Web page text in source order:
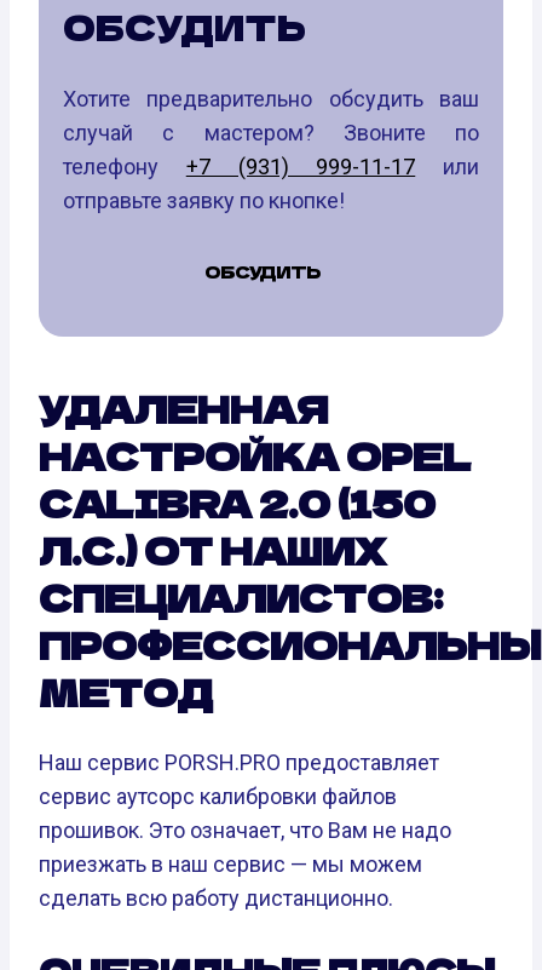
ОБСУДИТЬ
Хотите предварительно обсудить ваш
случай с мастером? Звоните по
телефону +7 (931) 999-11-17 или
отправьте заявку по кнопке!
ОБСУДИТЬ
УДАЛЕННАЯ
НАСТРОЙКА OPEL
CALIBRA 2.0 (150
Л.С.) ОТ НАШИХ
СПЕЦИАЛИСТОВ:
МЕТОД
Наш сервис PORSH.PRO предоставляет
сервис аутсорс калибровки файлов
прошивок. Это означает, что Вам не надо
приезжать в наш сервис — мы можем
сделать всю работу дистанционно.